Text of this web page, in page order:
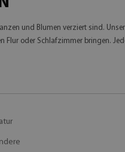
und Blumen verziert sind.
oder Schlafzimmer bringen.